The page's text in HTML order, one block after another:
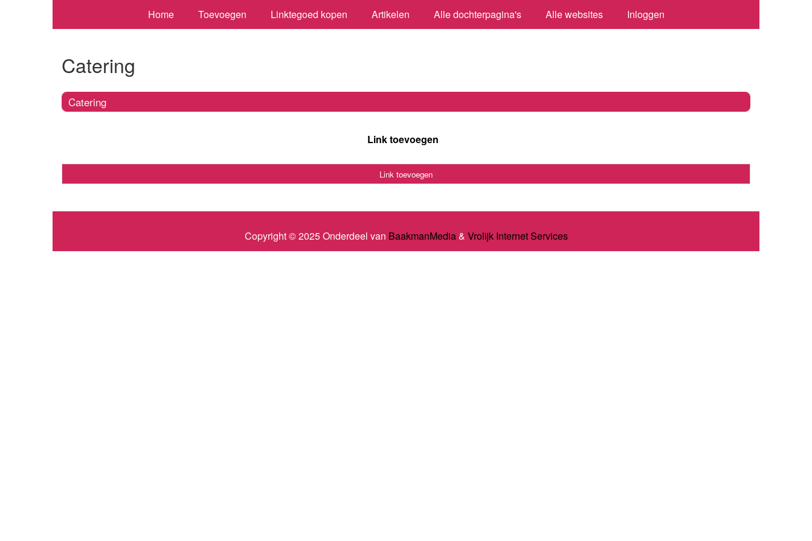
Home Toevoegen Linktegoed kopen Artikelen Alle dochterpagina's Alle websites Inloggen
Catering
Catering
Link toevoegen
Link toevoegen
Copyright © 2025 Onderdeel van BaakmanMedia& Vrolijk Internet Services